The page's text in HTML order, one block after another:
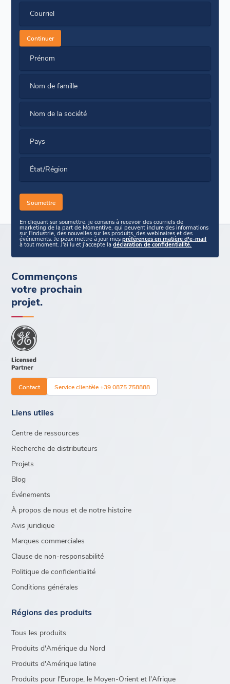
Courriel
Continuer
Prénom
Nom de famille
Nom de la société
Pays
État/Région
En cliquant sur soumettre, je consens à recevoir des courriels de
marketing de la part de Momentive, qui peuvent inclure des informations
sur l'industrie, des nouvelles sur les produits, des webinaires et des
événements. Je peux mettre à jour mespréférences en matière d'e-mail
à tout moment. J'ai lu et j'accepte ladéclaration de confidentialité.
Commençons
votre prochain
projet.
Contact Service clientèle +39 0875 758888
Liens utiles
Centre de ressources
Recherche de distributeurs
Projets
Blog
Événements
À propos de nous et de notre histoire
Avis juridique
Marques commerciales
Clause de non-responsabilité
Politique de confidentialité
Conditions générales
Régions des produits
Tous les produits
Produits d'Amérique du Nord
Produits d'Amérique latine
Produits pour l'Europe, le Moyen-Orient et l'Afrique